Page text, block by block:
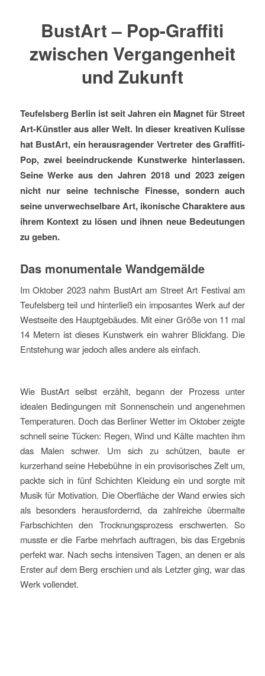
BustArt – Pop-Graffiti
zwischen Vergangenheit
und Zukunft
Teufelsberg Berlin ist seit Jahren ein Magnet für Street
Art-Künstler aus aller Welt. In dieser kreativen Kulisse
hat BustArt, ein herausragender Vertreter des Graffiti-
Pop, zwei beeindruckende Kunstwerke hinterlassen.
Seine Werke aus den Jahren 2018 und 2023 zeigen
nicht nur seine technische Finesse, sondern auch
seine unverwechselbare Art, ikonische Charaktere aus
ihrem Kontext zu lösen und ihnen neue Bedeutungen
zu geben.
Das monumentale Wandgemälde
Im Oktober 2023 nahm BustArt am Street Art Festival am
Teufelsberg teil und hinterließ ein imposantes Werk auf der
Westseite des Hauptgebäudes. Mit einer Größe von 11 mal
14 Metern ist dieses Kunstwerk ein wahrer Blickfang. Die
Entstehung war jedoch alles andere als einfach.
Wie BustArt selbst erzählt, begann der Prozess unter
idealen Bedingungen mit Sonnenschein und angenehmen
Temperaturen. Doch das Berliner Wetter im Oktober zeigte
schnell seine Tücken: Regen, Wind und Kälte machten ihm
das Malen schwer. Um sich zu schützen, baute er
kurzerhand seine Hebebühne in ein provisorisches Zelt um,
packte sich in fünf Schichten Kleidung ein und sorgte mit
Musik für Motivation. Die Oberfläche der Wand erwies sich
als besonders herausfordernd, da zahlreiche übermalte
Farbschichten den Trocknungsprozess erschwerten. So
musste er die Farbe mehrfach auftragen, bis das Ergebnis
perfekt war. Nach sechs intensiven Tagen, an denen er als
Erster auf dem Berg erschien und als Letzter ging, war das
Werk vollendet.